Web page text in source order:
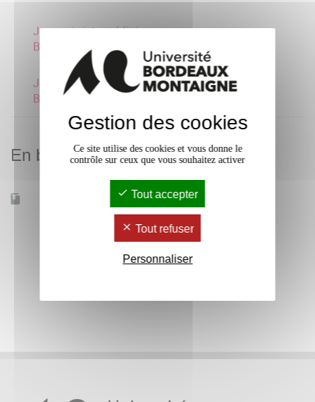
Japonais intermédiaire
B2 semestre 5
Japonais intermédiaire
B1 semestre 5
En bref
Accessible à distance Non
Gestion des cookies
Ce site utilise des cookies et vous donne le
contrôle sur ceux que vous souhaitez activer
Tout accepter
Tout refuser
Personnaliser